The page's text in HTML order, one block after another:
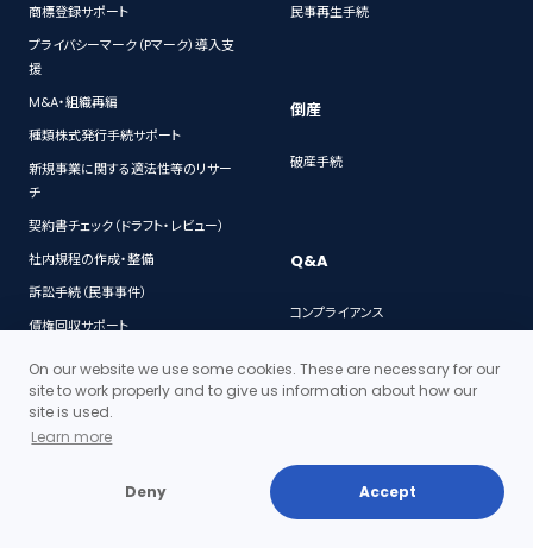
商標登録サポート
プライバシーマーク（Pマーク）導入支
援
M&A・組織再編
種類株式発行手続サポート
新規事業に関する適法性等のリサー
チ
契約書チェック（ドラフト・レビュー）
社内規程の作成・整備
訴訟手続（民事事件）
債権回収サポート
手続
ベンチャー企業向け顧問弁護士サー
ビス
法務デューデリジェンス
民事再生手続
倒産
破産手続
Q&A
コンプライアンス
電子契約
On our website we use some cookies. These are necessary for our
site to work properly and to give us information about how our
site is used.
Learn more
Deny Accept